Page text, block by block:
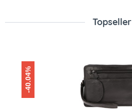
Topseller
-40.04%